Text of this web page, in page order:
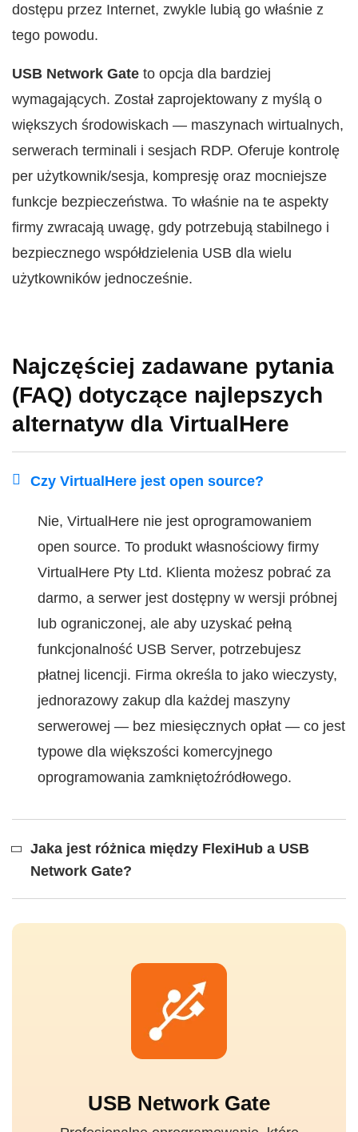
dostępu przez Internet, zwykle lubią go właśnie z
tego powodu.
USB Network Gate to opcja dla bardziej
wymagających. Został zaprojektowany z myślą o
większych środowiskach — maszynach wirtualnych,
serwerach terminali i sesjach RDP. Oferuje kontrolę
per użytkownik/sesja, kompresję oraz mocniejsze
funkcje bezpieczeństwa. To właśnie na te aspekty
firmy zwracają uwagę, gdy potrzebują stabilnego i
bezpiecznego współdzielenia USB dla wielu
użytkowników jednocześnie.
Najczęściej zadawane pytania
(FAQ) dotyczące najlepszych
alternatyw dla VirtualHere
Czy VirtualHere jest open source?
Nie, VirtualHere nie jest oprogramowaniem
open source. To produkt własnościowy firmy
VirtualHere Pty Ltd. Klienta możesz pobrać za
darmo, a serwer jest dostępny w wersji próbnej
lub ograniczonej, ale aby uzyskać pełną
funkcjonalność USB Server, potrzebujesz
płatnej licencji. Firma określa to jako wieczysty,
jednorazowy zakup dla każdej maszyny
serwerowej — bez miesięcznych opłat — co jest
typowe dla większości komercyjnego
oprogramowania zamkniętoźródłowego.
Jaka jest różnica między FlexiHub a USB
Network Gate?
USB Network Gate